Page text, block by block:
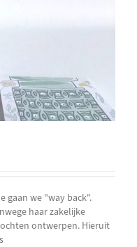
gaan we "way back".
haar zakelijke
ontwerpen. Hieruit